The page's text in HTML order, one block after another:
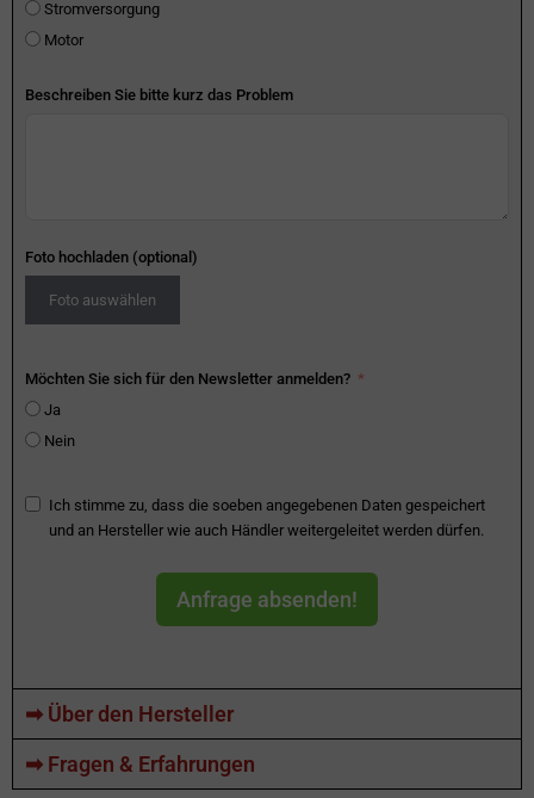
Stromversorgung
Motor
Beschreiben Sie bitte kurz das Problem
Foto hochladen (optional)
Foto auswählen
Möchten Sie sich für den Newsletter anmelden?
Ja
Nein
Ich stimme zu, dass die soeben angegebenen Daten gespeichert
und an Hersteller wie auch Händler weitergeleitet werden dürfen.
Anfrage absenden!
➡ Über den Hersteller
➡ Fragen & Erfahrungen